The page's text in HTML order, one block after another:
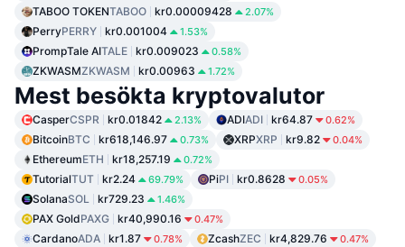
TABOO TOKENTABOO kr0.00009428 2.07%
PerryPERRY kr0.001004 1.53%
PrompTale AITALE kr0.009023 0.58%
ZKWASMZKWASM kr0.00963 1.72%
Mest besökta kryptovalutor
CasperCSPR kr0.01842 2.13% ADIADI kr64.87 0.62%
BitcoinBTC kr618,146.97 0.73% XRPXRP kr9.82 0.04%
EthereumETH kr18,257.19 0.72%
TutorialTUT kr2.24 69.79% PiPI kr0.8628 0.05%
SolanaSOL kr729.23 1.46%
PAX GoldPAXG kr40,990.16 0.47%
CardanoADA kr1.87 0.78% ZcashZEC kr4,829.76 0.47%